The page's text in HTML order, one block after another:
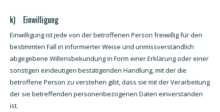
k) Einwilligung
Einwilligung ist jede von der betroffenen Person freiwillig für den
bestimmten Fall in informierter Weise und unmissverständlich
abgegebene Willensbekundung in Form einer Erklärung oder einer
sonstigen eindeutigen bestätigenden Handlung, mit der die
betroffene Person zu verstehen gibt, dass sie mit der Verarbeitung
der sie betreffenden personenbezogenen Daten einverstanden
ist.